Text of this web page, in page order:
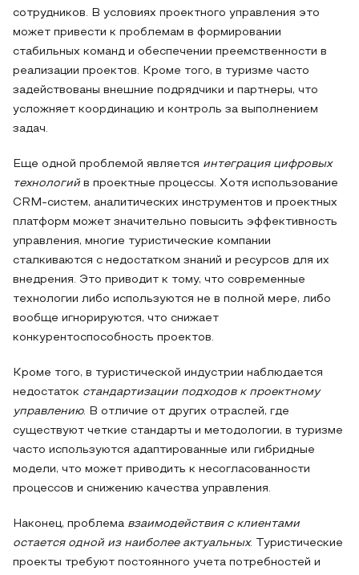
сотрудников. В условиях проектного управления это
может привести к проблемам в формировании
стабильных команд и обеспечении преемственности в
реализации проектов. Кроме того, в туризме часто
задействованы внешние подрядчики и партнеры, что
усложняет координацию и контроль за выполнением
задач.
Еще одной проблемой является интеграция цифровых
технологий в проектные процессы. Хотя использование
CRM-систем, аналитических инструментов и проектных
платформ может значительно повысить эффективность
управления, многие туристические компании
сталкиваются с недостатком знаний и ресурсов для их
внедрения. Это приводит к тому, что современные
технологии либо используются не в полной мере, либо
вообще игнорируются, что снижает
конкурентоспособность проектов.
Кроме того, в туристической индустрии наблюдается
недостаток стандартизации подходов к проектному
управлению. В отличие от других отраслей, где
существуют четкие стандарты и методологии, в туризме
часто используются адаптированные или гибридные
модели, что может приводить к несогласованности
процессов и снижению качества управления.
Наконец, проблема взаимодействия с клиентами
остается одной из наиболее актуальных. Туристические
проекты требуют постоянного учета потребностей и